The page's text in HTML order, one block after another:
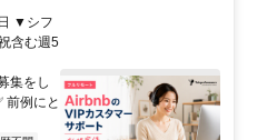
▼シフ
含む週5
集をし
前例にと